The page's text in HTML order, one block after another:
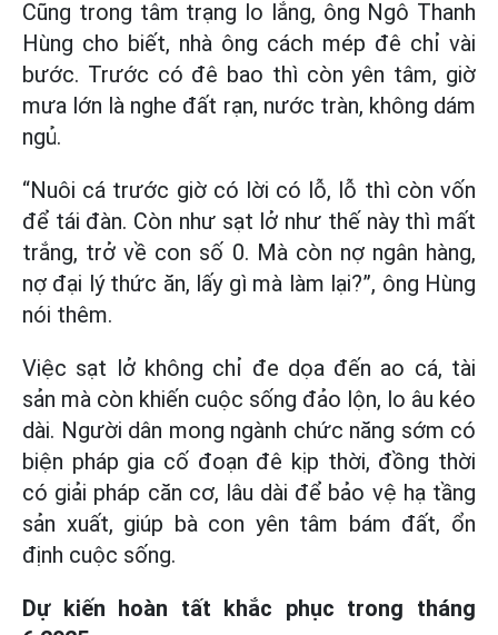
Cũng trong tâm trạng lo lắng, ông Ngô Thanh
Hùng cho biết, nhà ông cách mép đê chỉ vài
bước. Trước có đê bao thì còn yên tâm, giờ
mưa lớn là nghe đất rạn, nước tràn, không dám
ngủ.
“Nuôi cá trước giờ có lời có lỗ, lỗ thì còn vốn
để tái đàn. Còn như sạt lở như thế này thì mất
trắng, trở về con số 0. Mà còn nợ ngân hàng,
nợ đại lý thức ăn, lấy gì mà làm lại?”, ông Hùng
nói thêm.
Việc sạt lở không chỉ đe dọa đến ao cá, tài
sản mà còn khiến cuộc sống đảo lộn, lo âu kéo
dài. Người dân mong ngành chức năng sớm có
biện pháp gia cố đoạn đê kịp thời, đồng thời
có giải pháp căn cơ, lâu dài để bảo vệ hạ tầng
sản xuất, giúp bà con yên tâm bám đất, ổn
định cuộc sống.
Dự kiến hoàn tất khắc phục trong tháng